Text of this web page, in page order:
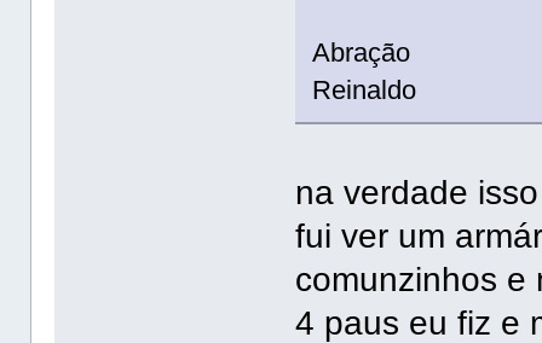
Abração
Reinaldo
na verdade
fui ver um
comunzinhos e
4 paus eu fiz e